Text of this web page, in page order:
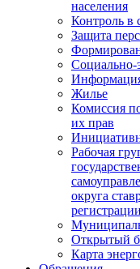
населения
Контроль в
Защита
Социально-
Жилье
Комиссия
их прав
Рабочая
округа
Открытый
Карта